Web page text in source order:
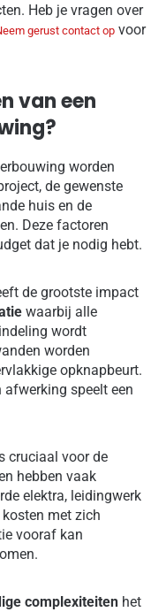
Heb je vragen over
gerust contact op voor
van een
worden
de gewenste
huis en de
Deze factoren
dat je nodig hebt.
de grootste impact
waarbij alle
wordt
worden
opknapbeurt.
speelt een
cruciaal voor de
hebben vaak
elektra, leidingwerk
met zich
vooraf kan
complexiteiten het